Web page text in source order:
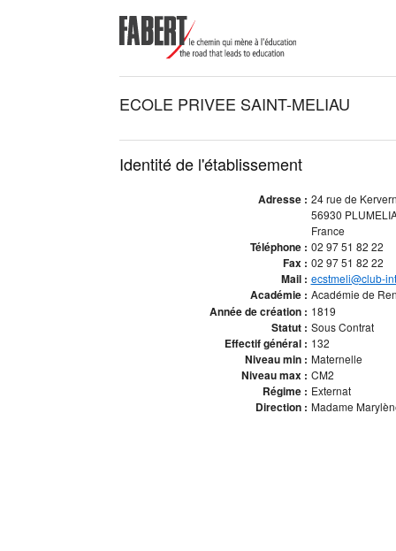
ECOLE PRIVEE SAINT-MELIAU
Identité de l'établissement
Adresse : 24 rue de
56930
France
Téléphone : 02 97 51 82 22
Fax : 02 97 51 82 22
Mail : ecstmeli@club-
Académie : Académie de
Année de création : 1819
Statut : Sous Contrat
Effectif général : 132
Niveau min : Maternelle
Niveau max : CM2
Régime : Externat
Direction : Madame